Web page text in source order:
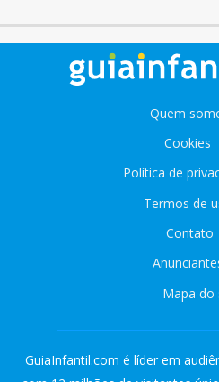
Quem
Cookies
Política de
Termos de
Contato
Mapa do
GuiaInfantil.com é líder em